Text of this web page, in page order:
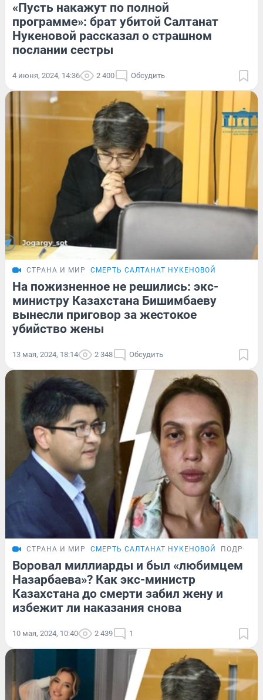
«Пусть накажут по полной
программе»: брат убитой Салтанат
Нукеновой рассказал о страшном
послании сестры
4 июня, 2024, 14:36 2 400 Обсудить
СТРАНА И МИР СМЕРТЬ САЛТАНАТ НУКЕНОВОЙ
На пожизненное не решились: экс-
министру Казахстана Бишимбаеву
вынесли приговор за жестокое
убийство жены
13 мая, 2024, 18:14 2 348 Обсудить
СТРАНА И МИР СМЕРТЬ САЛТАНАТ НУКЕНОВОЙ
Воровал миллиарды и был «любимцем
Назарбаева»? Как экс-министр
Казахстана до смерти забил жену и
избежит ли наказания снова
10 мая, 2024, 10:40 2 439 1